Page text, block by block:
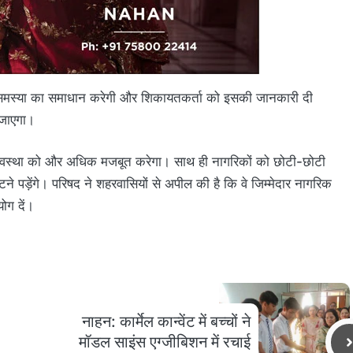
का समाधान करेगी और शिकायतकर्ता को इसकी जानकारी दी
को और अधिक मजबूत करेगा। साथ ही नागरिकों को छोटी-छोटी
परिषद ने शहरवासियों से अपील की है कि वे जिम्मेदार नागरिक
दें।
नाहन: कार्मेल कान्वेंट में बच्चों ने
मॉडल साइंस एग्जीबिशन में रचाई